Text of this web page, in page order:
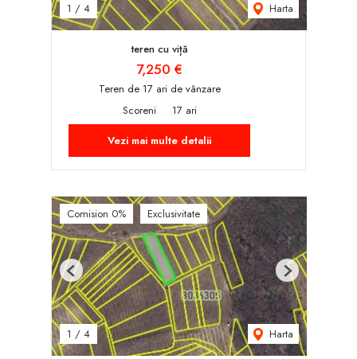
1 / 4 Harta
teren cu viță
7,250 €
Teren de 17 ari de vânzare
Scoreni
17 ari
Vezi mai multe detalii
Comision 0% Exclusivitate
1 / 4 Harta
Previous Next